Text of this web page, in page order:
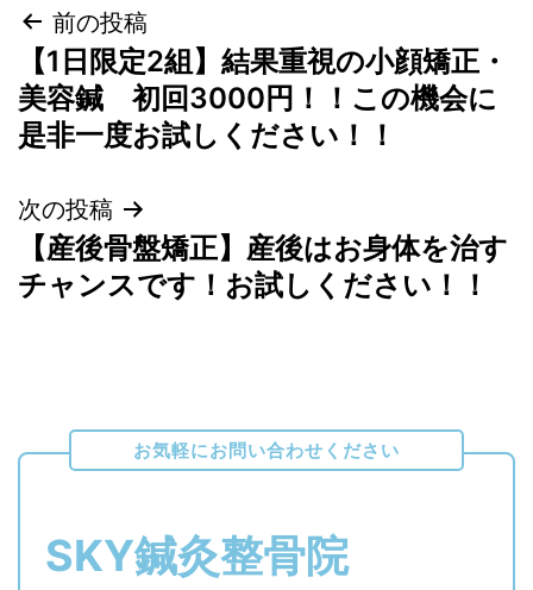
投
稿
ナ
ビ
ゲ
ー
ン
前の投稿
【1日限定2組】結果重視の小顔矯正・
美容鍼 初回3000円！！この機会に
是非一度お試しください！！
次の投稿
【産後骨盤矯正】産後はお身体を治す
チャンスです！お試しください！！
お気軽にお問い合わせください
SKY鍼灸整骨院